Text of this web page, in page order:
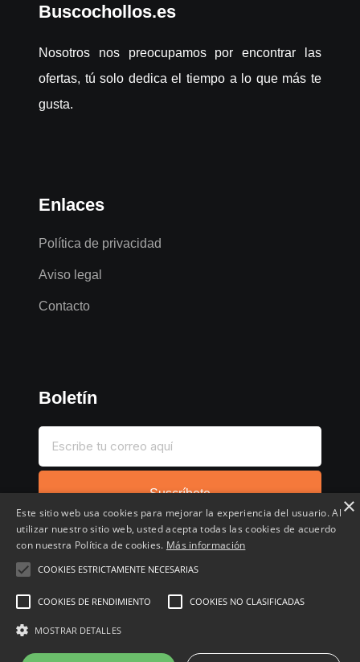
Buscochollos.es
Nosotros nos preocupamos por encontrar las
ofertas, tú solo dedica el tiempo a lo que más te
gusta.
Enlaces
Política de privacidad
Aviso legal
Contacto
Boletín
Suscríbete
Inicio Compartir chollo Destacados
Cronológico
×
Este sitio web usa cookies para mejorar la experiencia del usuario. Al
utilizar nuestro sitio web, usted acepta todas las cookies de acuerdo
con nuestra Política de cookies. Más información
COOKIES ESTRICTAMENTE NECESARIAS
COOKIES DE RENDIMIENTO COOKIES NO CLASIFICADAS
MOSTRAR DETALLES